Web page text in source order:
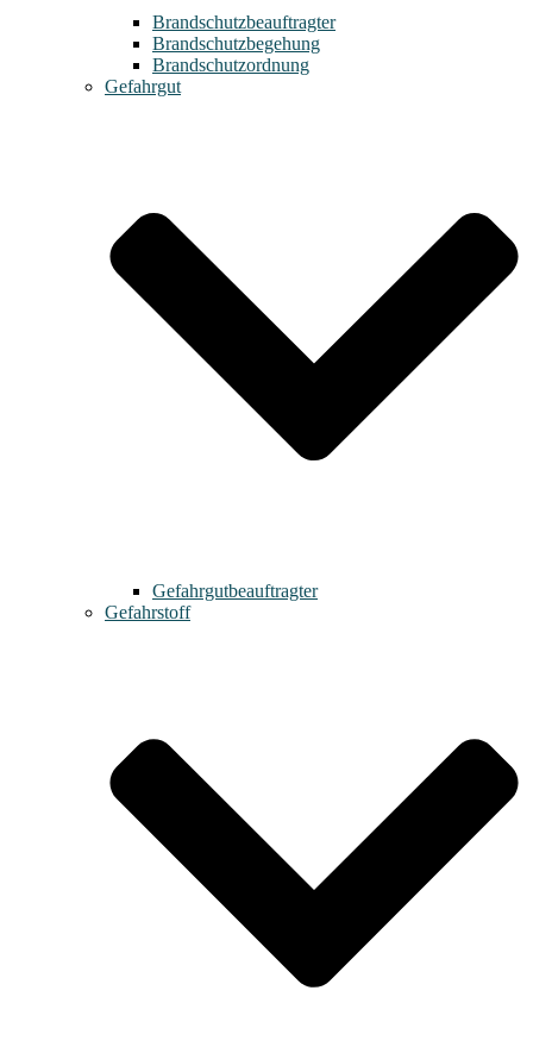
Brandschutzbeauftragter
Brandschutzbegehung
Brandschutzordnung
Gefahrgut
Gefahrgutbeauftragter
Gefahrstoff